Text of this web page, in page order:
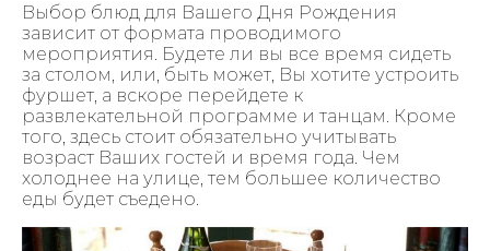
Выбор блюд для Вашего Дня Рождения
зависит от формата проводимого
мероприятия. Будете ли вы все время сидеть
за столом, или, быть может, Вы хотите устроить
фуршет, а вскоре перейдете к
развлекательной программе и танцам. Кроме
того, здесь стоит обязательно учитывать
возраст Ваших гостей и время года. Чем
холоднее на улице, тем большее количество
еды будет съедено.